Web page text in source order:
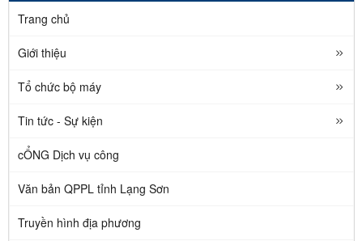
Trang chủ
Giới thiệu
Tổ chức bộ máy
Tin tức - Sự kiện
cỔNG Dịch vụ công
Văn bản QPPL tỉnh Lạng Sơn
Truyền hình địa phương